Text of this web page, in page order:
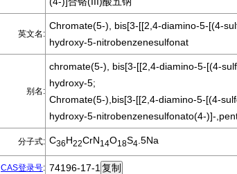
英文名:
Chromate(5-), bis[3-[[2,4-diamino-5-[(4-
hydroxy-5-nitrobenzenesulfonat
别名:
chromate(5-), bis[3-[[2,4-diamino-5-[(4-
hydroxy-5;
Chromate(5-),bis[3-[[2,4-diamino-5-[(4-
hydroxy-5-nitrobenzenesulfonato(4-)]-
分子式: C36H22CrN14O18S4 .5Na
CAS登录号: 74196-17-1